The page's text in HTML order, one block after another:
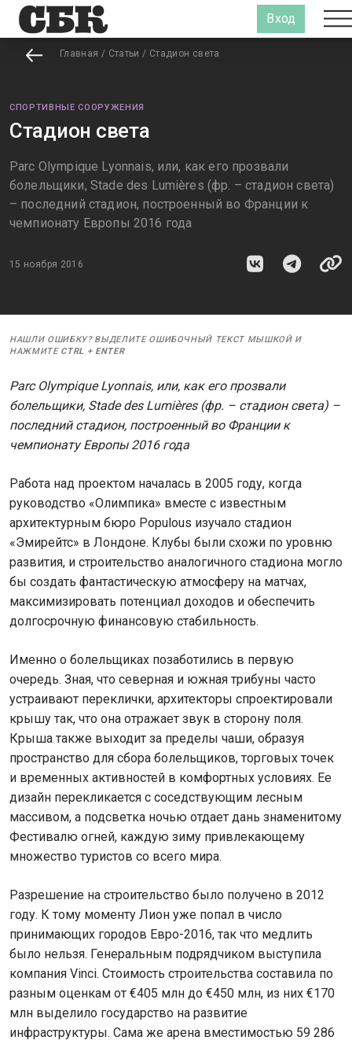
Вход
Главная / Статьи / Стадион света
СПОРТИВНЫЕ СООРУЖЕНИЯ
Стадион света
Parc Olympique Lyonnais, или, как его прозвали
болельщики, Stade des Lumières (фр. – стадион света)
– последний стадион, построенный во Франции к
чемпионату Европы 2016 года
15 ноября 2016
НАШЛИ ОШИБКУ? ВЫДЕЛИТЕ ОШИБОЧНЫЙ ТЕКСТ МЫШКОЙ И
НАЖМИТЕ CTRL + ENTER
Parc OlympiqueLyonnais, или, как его прозвали
болельщики, Stade des Lumières (фр. – стадион света) –
последний стадион, построенный во Франции к
чемпионату Европы 2016 года
Работа над проектом началась в 2005 году, когда
руководство «Олимпика» вместе с известным
архитектурным бюро Populous изучало стадион
«Эмирейтс» в Лондоне. Клубы были схожи по уровню
развития, и строительство аналогичного стадиона могло
бы создать фантастическую атмосферу на матчах,
максимизировать потенциал доходов и обеспечить
долгосрочную финансовую стабильность.
Именно о болельщиках позаботились в первую
очередь. Зная, что северная и южная трибуны часто
устраивают переклички, архитекторы спроектировали
крышу так, что она отражает звук в сторону поля.
Крыша также выходит за пределы чаши, образуя
пространство для сбора болельщиков, торговых точек
и временных активностей в комфортных условиях. Ее
дизайн перекликается с соседствующим лесным
массивом, а подсветка ночью отдает дань знаменитому
Фестивалю огней, каждую зиму привлекающему
множество туристов со всего мира.
Разрешение на строительство было получено в 2012
году. К тому моменту Лион уже попал в число
принимающих городов Евро-2016, так что медлить
было нельзя. Генеральным подрядчиком выступила
компания Vinci. Стоимость строительства составила по
разным оценкам от €405 млн до €450 млн, из них €170
млн выделило государство на развитие
инфраструктуры. Сама же арена вместимостью 59 286